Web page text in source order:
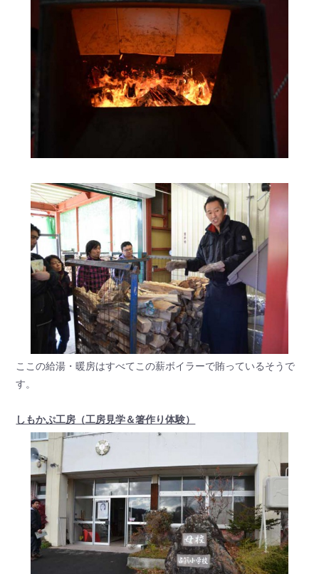
ここの給湯・暖房はすべてこの薪ボイラーで賄っているそうで
す。
しもかぷ工房（工房見学＆箸作り体験）